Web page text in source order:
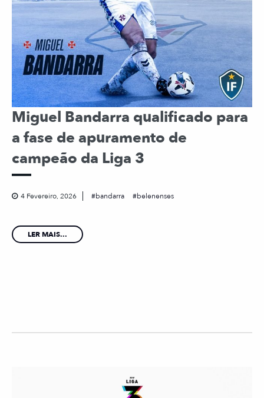
Miguel Bandarra qualificado para
a fase de apuramento de
campeão da Liga 3
4 Fevereiro, 2026 bandarra belenenses
LER MAIS...